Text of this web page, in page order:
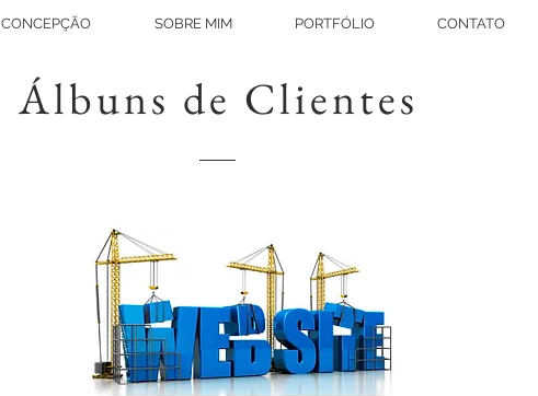
CONCEPÇÃO SOBRE MIM PORTFÓLIO CONTATO
Álbuns de Clientes